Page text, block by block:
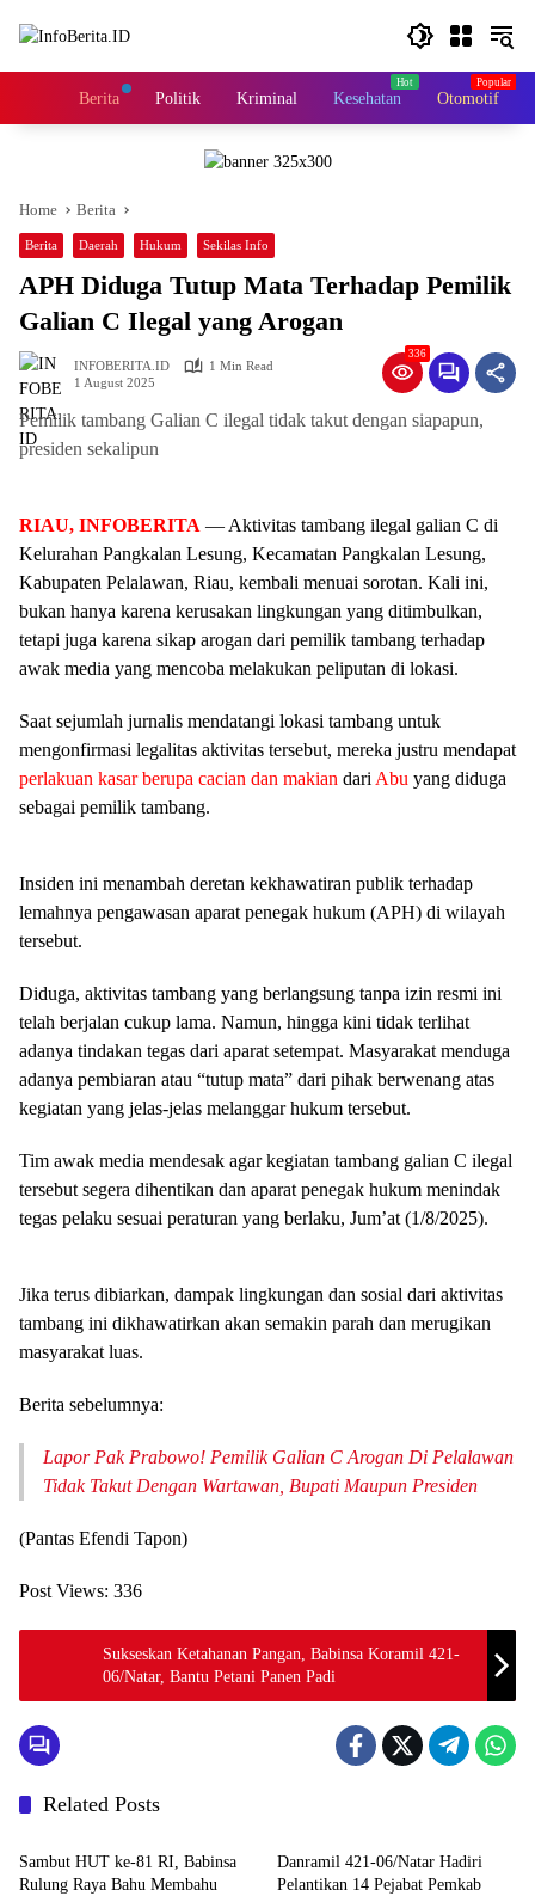
HomeBerita Politik Kriminal Kesehatan Otomotif
Home Berita
Berita Daerah Hukum Sekilas Info
APH Diduga Tutup Mata Terhadap Pemilik
Galian C Ilegal yang Arogan
INFOBERITA.ID
1 Min Read
1 August 2025
336
Pemilik tambang Galian C ilegal tidak takut dengan siapapun,
presiden sekalipun
RIAU, INFOBERITA — Aktivitas tambang ilegal galian C di
Kelurahan Pangkalan Lesung, Kecamatan Pangkalan Lesung,
Kabupaten Pelalawan, Riau, kembali menuai sorotan. Kali ini,
bukan hanya karena kerusakan lingkungan yang ditimbulkan,
tetapi juga karena sikap arogan dari pemilik tambang terhadap
awak media yang mencoba melakukan peliputan di lokasi.
Saat sejumlah jurnalis mendatangi lokasi tambang untuk
mengonfirmasi legalitas aktivitas tersebut, mereka justru mendapat
perlakuan kasar berupa cacian dan makian dari Abu yang diduga
sebagai pemilik tambang.
Insiden ini menambah deretan kekhawatiran publik terhadap
lemahnya pengawasan aparat penegak hukum (APH) di wilayah
tersebut.
Diduga, aktivitas tambang yang berlangsung tanpa izin resmi ini
telah berjalan cukup lama. Namun, hingga kini tidak terlihat
adanya tindakan tegas dari aparat setempat. Masyarakat menduga
adanya pembiaran atau “tutup mata” dari pihak berwenang atas
kegiatan yang jelas-jelas melanggar hukum tersebut.
Tim awak media mendesak agar kegiatan tambang galian C ilegal
tersebut segera dihentikan dan aparat penegak hukum menindak
tegas pelaku sesuai peraturan yang berlaku, Jum’at (1/8/2025).
Jika terus dibiarkan, dampak lingkungan dan sosial dari aktivitas
tambang ini dikhawatirkan akan semakin parah dan merugikan
masyarakat luas.
Berita sebelumnya:
Lapor Pak Prabowo! Pemilik Galian C Arogan Di Pelalawan
Tidak Takut Dengan Wartawan, Bupati Maupun Presiden
(Pantas Efendi Tapon)
Post Views: 336
Sukseskan Ketahanan Pangan, Babinsa Koramil 421-
06/Natar, Bantu Petani Panen Padi
Related Posts
Berita
Sambut HUT ke-81 RI, Babinsa
Rulung Raya Bahu Membahu
Danramil 421-06/Natar Hadiri
Pelantikan 14 Pejabat Pemkab